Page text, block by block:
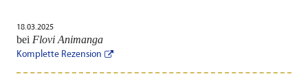
18.03.2025
bei Flovi Animanga
Komplette Rezension